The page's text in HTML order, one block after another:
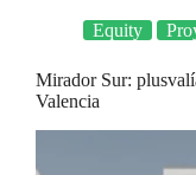
Equity
Mirador Sur:
Valencia